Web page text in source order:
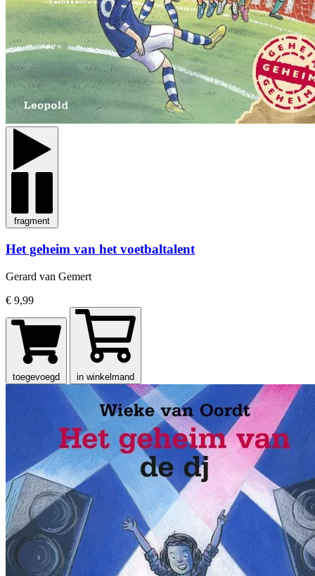
fragment
Het geheim van het voetbaltalent
Gerard van Gemert
€ 9,99
toegevoegd in winkelmand